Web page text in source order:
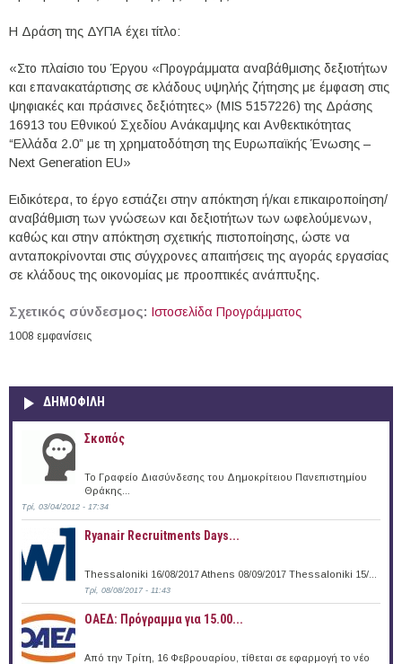
Η Δράση της ΔΥΠΑ έχει τίτλο:
«Στο πλαίσιο του Έργου «Προγράμματα αναβάθμισης δεξιοτήτων
και επανακατάρτισης σε κλάδους υψηλής ζήτησης με έμφαση στις
ψηφιακές και πράσινες δεξιότητες» (MIS 5157226) της Δράσης
16913 του Εθνικού Σχεδίου Ανάκαμψης και Ανθεκτικότητας
“Ελλάδα 2.0” με τη χρηματοδότηση της Ευρωπαϊκής Ένωσης –
Next Generation EU»
Ειδικότερα, το έργο εστιάζει στην απόκτηση ή/και επικαιροποίηση/
αναβάθμιση των γνώσεων και δεξιοτήτων των ωφελούμενων,
καθώς και στην απόκτηση σχετικής πιστοποίησης, ώστε να
ανταποκρίνονται στις σύγχρονες απαιτήσεις της αγοράς εργασίας
σε κλάδους της οικονομίας με προοπτικές ανάπτυξης.
Σχετικός σύνδεσμος: Ιστοσελίδα Προγράμματος
1008 εμφανίσεις
ΔΗΜΟΦΙΛΗ
Σκοπός
Το Γραφείο Διασύνδεσης του Δημοκρίτειου Πανεπιστημίου
Θράκης...
Τρί, 03/04/2012 - 17:34
Ryanair Recruitments Days...
Thessaloniki 16/08/2017 Athens 08/09/2017 Thessaloniki 15/...
Τρί, 08/08/2017 - 11:43
ΟΑΕΔ: Πρόγραμμα για 15.00...
Από την Τρίτη, 16 Φεβρουαρίου, τίθεται σε εφαρμογή το νέο